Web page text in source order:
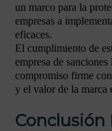
un marco para la
empresas a
eficaces.
El cumplimiento de
empresa de
compromiso firme
y el valor de la marca
Conclusión